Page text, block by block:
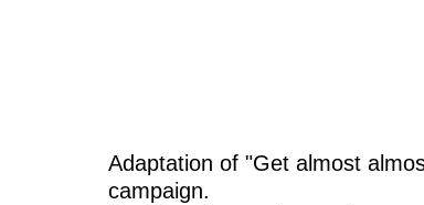
Adaptation of "Get almost
campaign.